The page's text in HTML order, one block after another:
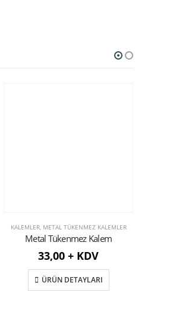
KALEMLER, METAL TÜKENMEZ KALEMLER
Metal Tükenmez Kalem
33,00 + KDV
ÜRÜN DETAYLARI